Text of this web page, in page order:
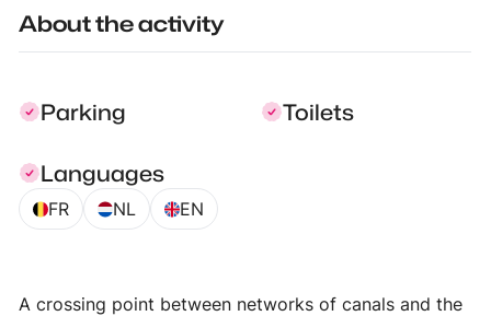
About the activity
Parking
Toilets
Languages
FR NL EN
A crossing point between networks of canals and the